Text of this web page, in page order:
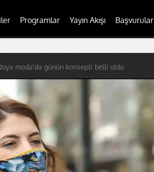
Programlar Yayın Akışı Başvurular
moda'da günün konsepti belli oldu